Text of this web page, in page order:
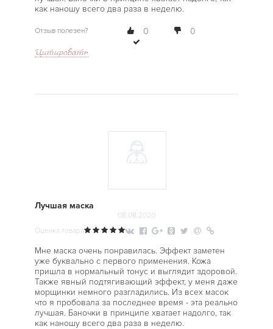
как наношу всего два раза в неделю.
Отзыв полезен? 0 0
Цитировать
Лучшая маска
08.08.2020
Оценка товара
Мне маска очень понравилась. Эффект заметен
уже буквально с первого применения. Кожа
пришла в нормальный тонус и выглядит здоровой.
Также явный подтягивающий эффект, у меня даже
морщинки немного разгладились. Из всех масок
что я пробовала за последнее время - эта реально
лучшая. Баночки в принципе хватает надолго, так
как наношу всего два раза в неделю.